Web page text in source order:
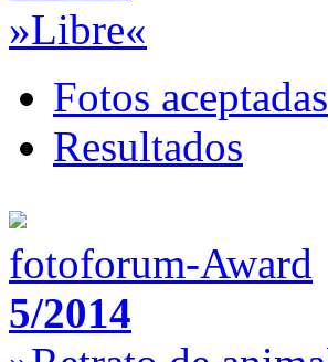
»Libre«
Fotos aceptadas
Resultados
fotoforum-Award
5/2014